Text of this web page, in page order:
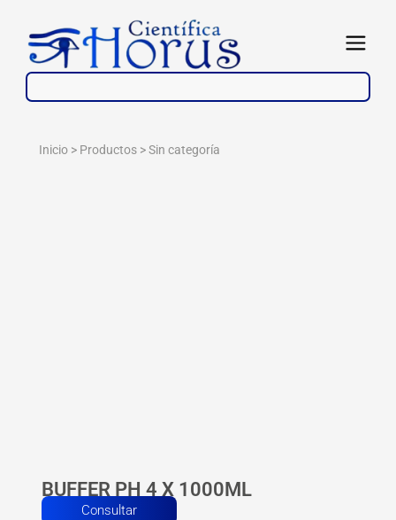
contenido
Abrir
Inicio > Productos >Sin categoría
BUFFER PH 4 X 1000ML
Consultar